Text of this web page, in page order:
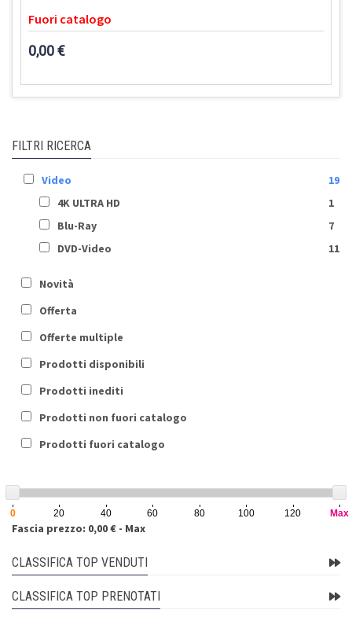
Fuori catalogo
0,00 €
FILTRI RICERCA
Video
19
4K ULTRA HD
1
Blu-Ray
7
DVD-Video
11
Novità
Offerta
Offerte multiple
Prodotti disponibili
Prodotti inediti
Prodotti non fuori catalogo
Prodotti fuori catalogo
0 20 40 60 80 100 120 Max
Fascia prezzo: 0,00 € - Max
CLASSIFICA TOP VENDUTI
CLASSIFICA TOP PRENOTATI